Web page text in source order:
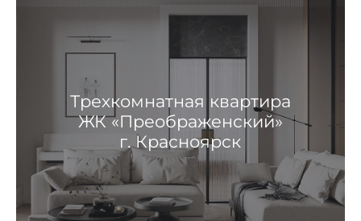
Трехкомнатная квартира
ЖК «Преображенский»
г. Красноярск